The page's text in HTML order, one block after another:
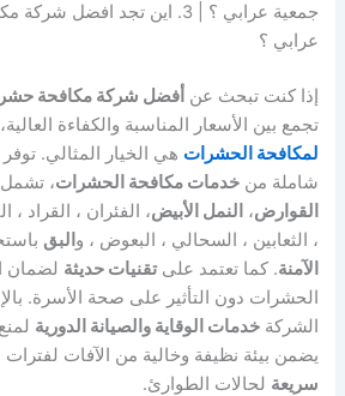
جمعية عرابي ؟ | 3. اين تجد
عرابي ؟
إذا كنت تبحث عن أفضل شركة مكافحة
تجمع بين الأسعار المناسبة والكفاءة
لمكافحة الحشرات هي الخيار المثالي.
شاملة منخدمات مكافحة الحشرات،
القوارض، النمل الأبيض، الفئران ، القراد ،
، الثعابين ، السحالي ، البعوض ، و البق
الآمنة. كما تعتمد علىتقنيات حديثة لضمان
الحشرات دون التأثير على صحة الأسرة.
الشركةخدمات الوقاية والصيانة الدورية
يضمن بيئة نظيفة وخالية من الآفات لفترات
سريعة لحالات الطوارئ.